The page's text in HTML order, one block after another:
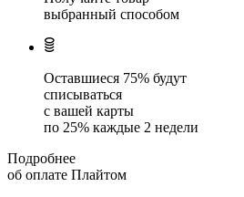
выбранный способом
Оставшиеся 75% будут
списываться
с вашей карты
по 25% каждые 2 недели
Подробнее
об оплате Плайтом